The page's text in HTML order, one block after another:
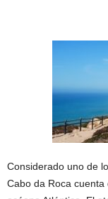
Considerado uno de
Cabo da Roca